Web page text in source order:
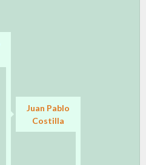
Juan Pablo
Costilla